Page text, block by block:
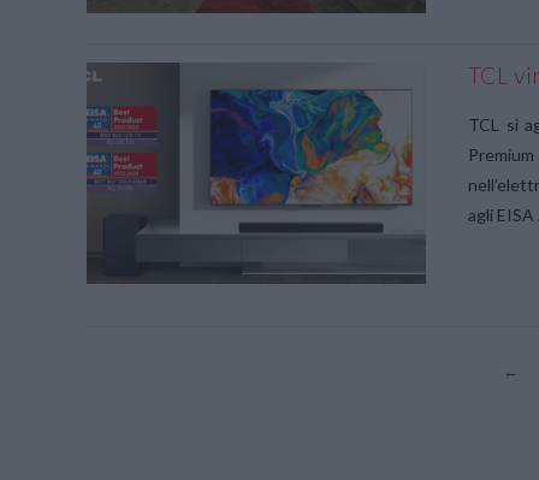
VIEW POST
TCL
TCL si
agli
←